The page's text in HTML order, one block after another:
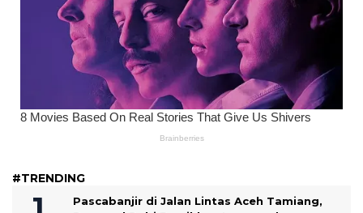
#TRENDING
Pascabanjir di Jalan Lintas Aceh Tamiang,